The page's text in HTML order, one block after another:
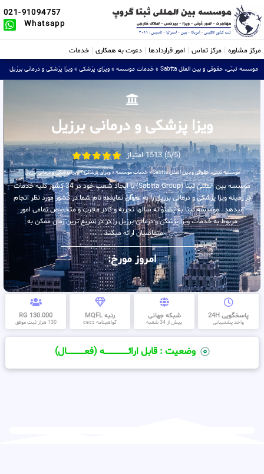
021-91094757
Whatsapp
مرکز مشاوره مرکز تماس امور قراردادها دعوت به همکاری خدمات
موسسه ثبتی، حقوقی و بین الملل Sabtta » خدمات موسسه » ویزای پزشکی » ویزا پزشکی و درمانی برزیل
ویزا پزشکی و درمانی برزیل
(5/5) 1513 امتیاز
موسسه ثبتی، حقوقی و بین الملل Sabtta »خدمات موسسه»ویزای پزشکی»ویزا پزشکی و درمانی برزیل
موسسه بین المللی ثبتا (Sabtta Group) با ایجاد شعب خود در 34 کشور کلیه خدمات
در زمینه ویزا پزشکی و درمانی برزیل را به عنوان نماینده تام شما در کشور مورد نظر انجام
میدهد . موسسه ثبتا به پشتوانه سالها تجربه و کادر مجرب و متخصص تمامی امور
مربوط به خدمات ویزا پزشکی و درمانی برزیل را در در سریع ترین زمان ممکن به
متقاضیان ارائه میکند .
امروز مورخ:
پاسخگویی 24H
واحد پشتیبانی
شبکه جهانی
بیش از 34 شعبه
رتبه MQFL
گواهینامه cess
130.000 RG
130 هزار ثبت موفق
وضعیت : قابل ارائــــــــــــــــــــه (فعـــــــــــــــال)